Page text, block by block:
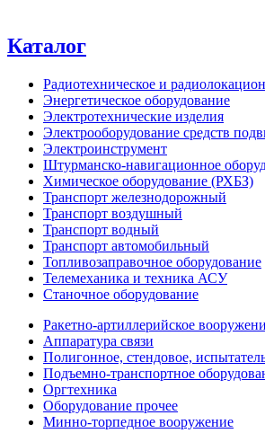
Каталог
Радиотехническое и
Энергетическое оборудование
Электротехнические изделия
Электрооборудование средств
Электроинструмент
Штурманско-навигационное
Химическое оборудование (РХБЗ)
Транспорт железнодорожный
Транспорт воздушный
Транспорт водный
Транспорт автомобильный
Топливозаправочное оборудование
Телемеханика и техника АСУ
Станочное оборудование
Ракетно-артиллерийское
Аппаратура связи
Полигонное, стендовое,
Подъемно-транспортное
Оргтехника
Оборудование прочее
Минно-торпедное вооружение